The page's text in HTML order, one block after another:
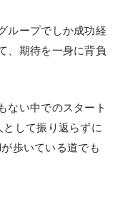
ループでしか成功経
、期待を一身に背負
ない中でのスタート
して振り返らずに
歩いている道でも